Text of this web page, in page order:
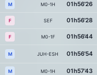
M M0-1H 01h56'26
F SEF 01h56'28
F M0-1F 01h56'44
M JUH-ESH 01h56'54
M M0-1H 01h57'43